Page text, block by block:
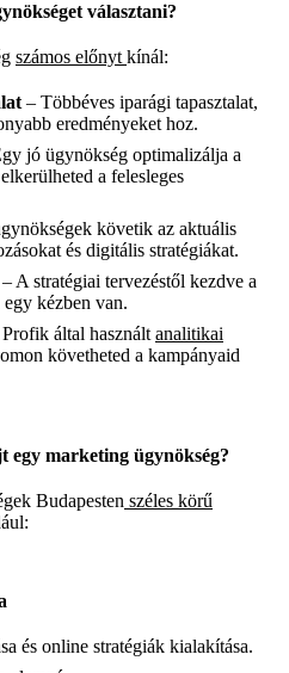
választani?
számos előnyt kínál:
– Többéves iparági tapasztalat,
eredményeket hoz.
jó ügynökség optimalizálja a
a felesleges
követik az aktuális
és digitális stratégiákat.
– A stratégiai tervezéstől kezdve a
kézben van.
által használt analitikai
követheted a kampányaid
egy marketing ügynökség?
Budapesten széles körű
és online stratégiák kialakítása.